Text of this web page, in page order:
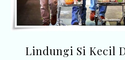
Lindungi Si Kecil